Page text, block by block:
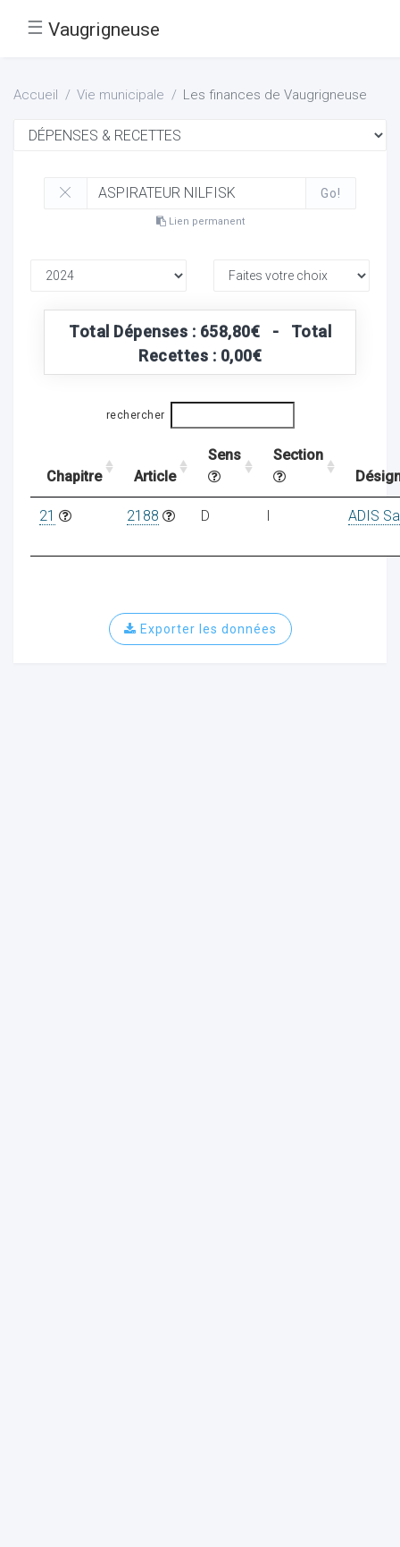
☰ Vaugrigneuse
Accueil Vie municipale Les finances de Vaugrigneuse
Go!
Lien permanent
Total Dépenses : 658,80€ - Total
Recettes : 0,00€
rechercher
Chapitre Article
Sens
Section
21 2188 D I ADIS
Exporter les données